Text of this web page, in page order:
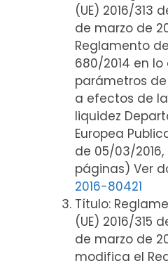
(UE) 2016/313
de marzo de
Reglamento
680/2014 en
parámetros
a efectos de
liquidez
Europea
de 05/03/
páginas) Ver
2016-80421
Título:
(UE) 2016/315
de marzo de
modifica el